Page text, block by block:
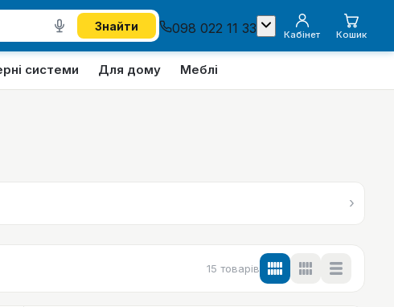
Знайти 098 022 11 33 Кабінет Кошик
системи Для дому Меблі
›
15 товарів